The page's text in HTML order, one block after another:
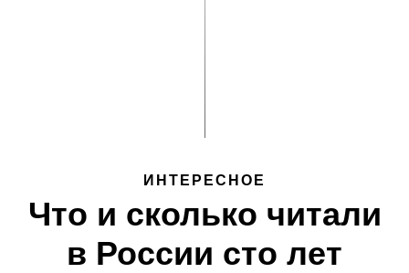
ИНТЕРЕСНОЕ
Что и сколько читали
в России сто лет